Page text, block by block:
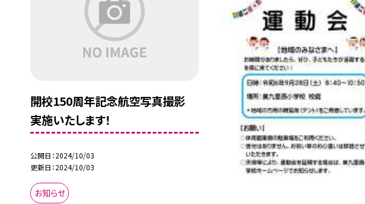
開校150周年記念航空写真撮影
実施いたします！
公開日 2024/10/03
更新日 2024/10/03
お知らせ